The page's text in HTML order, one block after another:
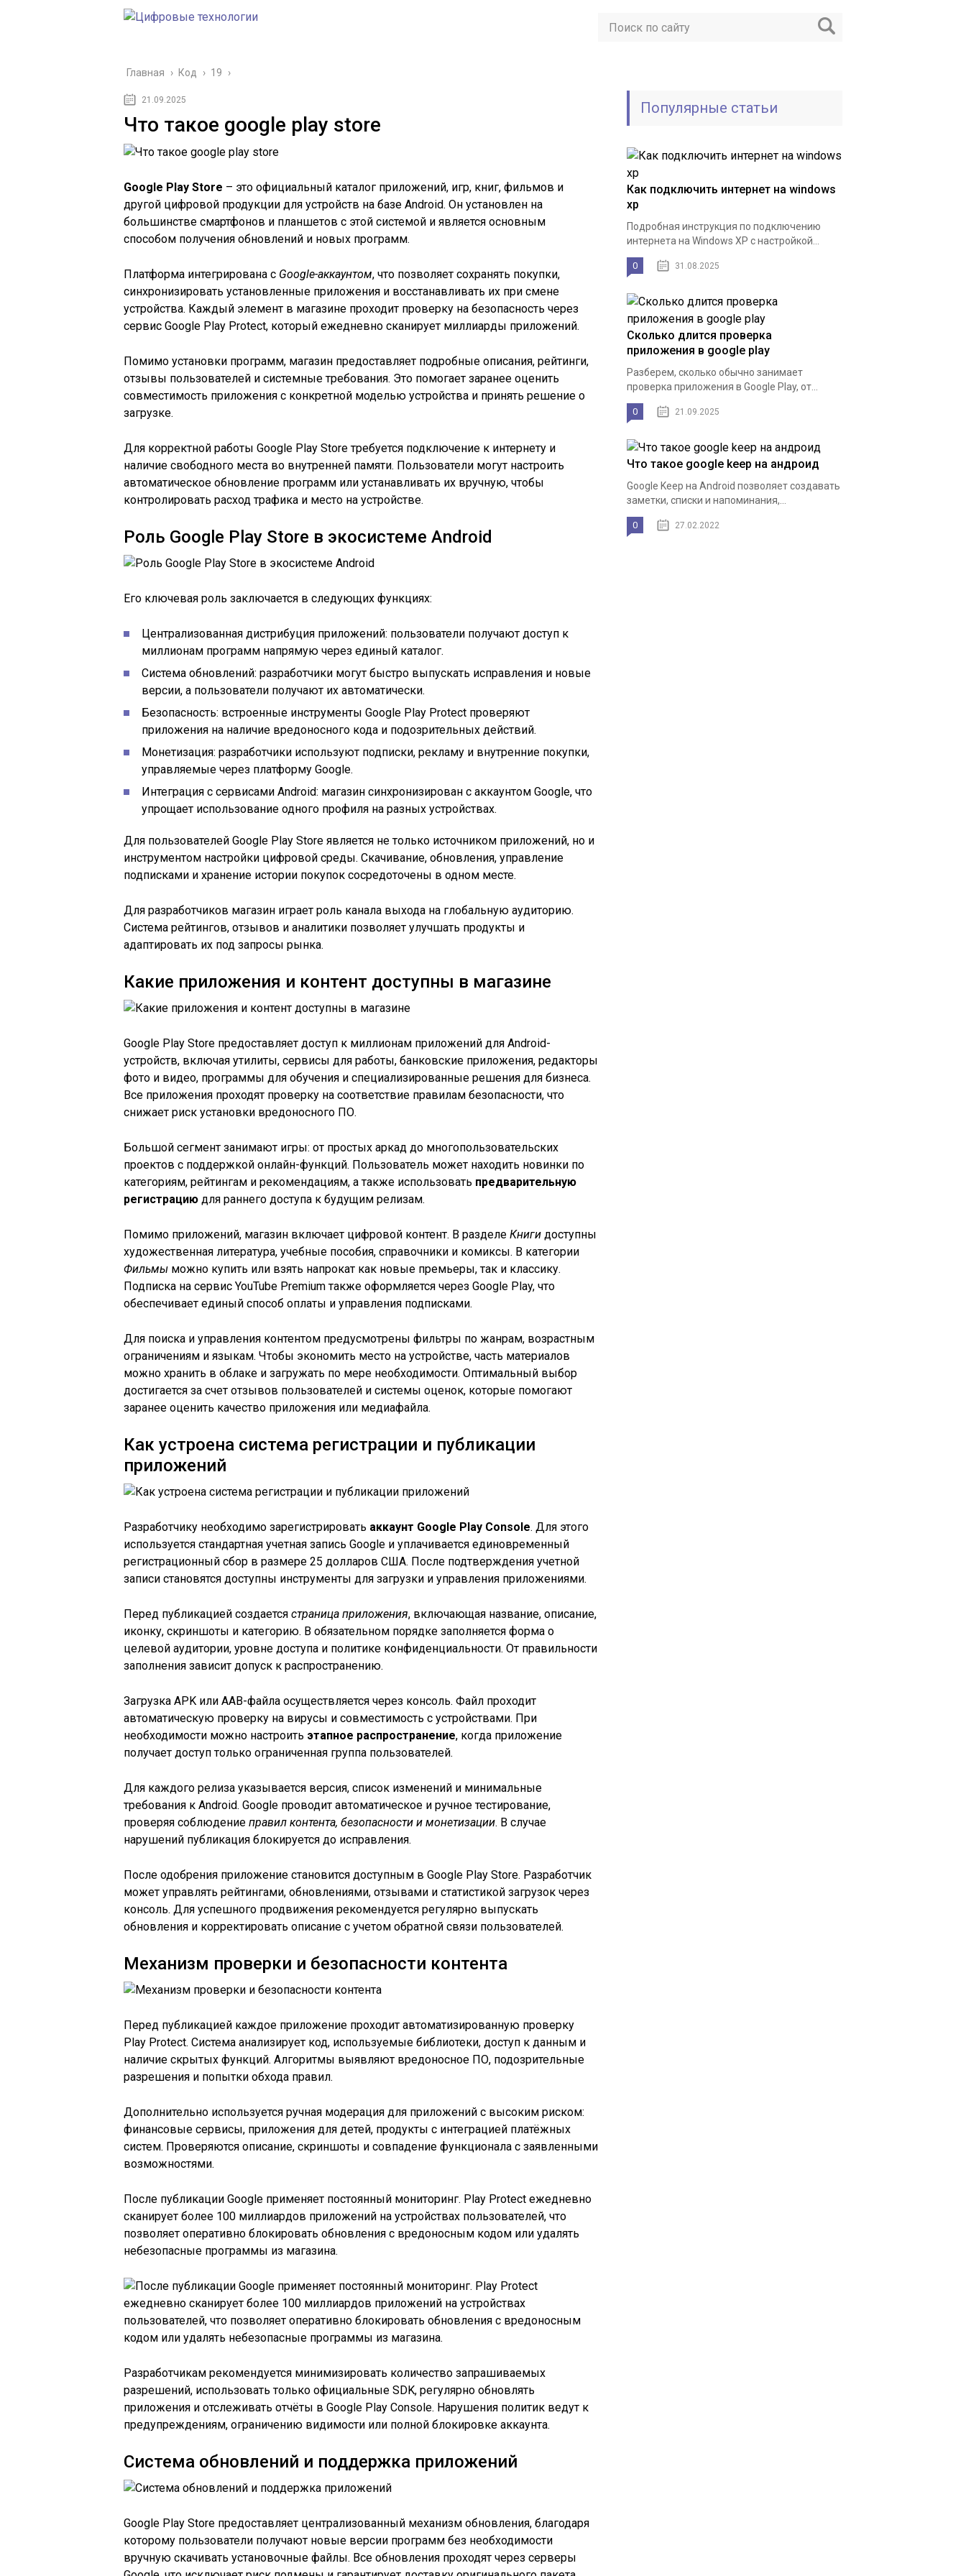
Главная › Код › 19 ›
21.09.2025
Что такое google play store
Google Play Store – это официальный каталог приложений, игр, книг, фильмов и
другой цифровой продукции для устройств на базе Android. Он установлен на
большинстве смартфонов и планшетов с этой системой и является основным
способом получения обновлений и новых программ.
Платформа интегрирована с Google-аккаунтом, что позволяет сохранять покупки,
синхронизировать установленные приложения и восстанавливать их при смене
устройства. Каждый элемент в магазине проходит проверку на безопасность через
сервис Google Play Protect, который ежедневно сканирует миллиарды приложений.
Помимо установки программ, магазин предоставляет подробные описания, рейтинги,
отзывы пользователей и системные требования. Это помогает заранее оценить
совместимость приложения с конкретной моделью устройства и принять решение о
загрузке.
Для корректной работы Google Play Store требуется подключение к интернету и
наличие свободного места во внутренней памяти. Пользователи могут настроить
автоматическое обновление программ или устанавливать их вручную, чтобы
контролировать расход трафика и место на устройстве.
Роль Google Play Store в экосистеме Android
Его ключевая роль заключается в следующих функциях:
Централизованная дистрибуция приложений: пользователи получают доступ к
миллионам программ напрямую через единый каталог.
Система обновлений: разработчики могут быстро выпускать исправления и новые
версии, а пользователи получают их автоматически.
Безопасность: встроенные инструменты Google Play Protect проверяют
приложения на наличие вредоносного кода и подозрительных действий.
Монетизация: разработчики используют подписки, рекламу и внутренние покупки,
управляемые через платформу Google.
Интеграция с сервисами Android: магазин синхронизирован с аккаунтом Google, что
упрощает использование одного профиля на разных устройствах.
Для пользователей Google Play Store является не только источником приложений, но и
инструментом настройки цифровой среды. Скачивание, обновления, управление
подписками и хранение истории покупок сосредоточены в одном месте.
Для разработчиков магазин играет роль канала выхода на глобальную аудиторию.
Система рейтингов, отзывов и аналитики позволяет улучшать продукты и
адаптировать их под запросы рынка.
Какие приложения и контент доступны в магазине
Google Play Store предоставляет доступ к миллионам приложений для Android-
устройств, включая утилиты, сервисы для работы, банковские приложения, редакторы
фото и видео, программы для обучения и специализированные решения для бизнеса.
Все приложения проходят проверку на соответствие правилам безопасности, что
снижает риск установки вредоносного ПО.
Большой сегмент занимают игры: от простых аркад до многопользовательских
проектов с поддержкой онлайн-функций. Пользователь может находить новинки по
категориям, рейтингам и рекомендациям, а также использовать предварительную
регистрацию для раннего доступа к будущим релизам.
Помимо приложений, магазин включает цифровой контент. В разделе Книги доступны
художественная литература, учебные пособия, справочники и комиксы. В категории
Фильмы можно купить или взять напрокат как новые премьеры, так и классику.
Подписка на сервис YouTube Premium также оформляется через Google Play, что
обеспечивает единый способ оплаты и управления подписками.
Для поиска и управления контентом предусмотрены фильтры по жанрам, возрастным
ограничениям и языкам. Чтобы экономить место на устройстве, часть материалов
можно хранить в облаке и загружать по мере необходимости. Оптимальный выбор
достигается за счет отзывов пользователей и системы оценок, которые помогают
заранее оценить качество приложения или медиафайла.
Как устроена система регистрации и публикации
приложений
Разработчику необходимо зарегистрировать аккаунт Google Play Console. Для этого
используется стандартная учетная запись Google и уплачивается единовременный
регистрационный сбор в размере 25 долларов США. После подтверждения учетной
записи становятся доступны инструменты для загрузки и управления приложениями.
Перед публикацией создается страница приложения, включающая название, описание,
иконку, скриншоты и категорию. В обязательном порядке заполняется форма о
целевой аудитории, уровне доступа и политике конфиденциальности. От правильности
заполнения зависит допуск к распространению.
Загрузка APK или AAB-файла осуществляется через консоль. Файл проходит
автоматическую проверку на вирусы и совместимость с устройствами. При
необходимости можно настроить этапное распространение, когда приложение
получает доступ только ограниченная группа пользователей.
Для каждого релиза указывается версия, список изменений и минимальные
требования к Android. Google проводит автоматическое и ручное тестирование,
проверяя соблюдение правил контента, безопасности и монетизации. В случае
нарушений публикация блокируется до исправления.
После одобрения приложение становится доступным в Google Play Store. Разработчик
может управлять рейтингами, обновлениями, отзывами и статистикой загрузок через
консоль. Для успешного продвижения рекомендуется регулярно выпускать
обновления и корректировать описание с учетом обратной связи пользователей.
Механизм проверки и безопасности контента
Перед публикацией каждое приложение проходит автоматизированную проверку
Play Protect. Система анализирует код, используемые библиотеки, доступ к данным и
наличие скрытых функций. Алгоритмы выявляют вредоносное ПО, подозрительные
разрешения и попытки обхода правил.
Дополнительно используется ручная модерация для приложений с высоким риском:
финансовые сервисы, приложения для детей, продукты с интеграцией платёжных
систем. Проверяются описание, скриншоты и совпадение функционала с заявленными
возможностями.
После публикации Google применяет постоянный мониторинг. Play Protect ежедневно
сканирует более 100 миллиардов приложений на устройствах пользователей, что
позволяет оперативно блокировать обновления с вредоносным кодом или удалять
небезопасные программы из магазина.
Разработчикам рекомендуется минимизировать количество запрашиваемых
разрешений, использовать только официальные SDK, регулярно обновлять
приложения и отслеживать отчёты в Google Play Console. Нарушения политик ведут к
предупреждениям, ограничению видимости или полной блокировке аккаунта.
Система обновлений и поддержка приложений
Google Play Store предоставляет централизованный механизм обновления, благодаря
которому пользователи получают новые версии программ без необходимости
вручную скачивать установочные файлы. Все обновления проходят через серверы
Популярные статьи
Как подключить интернет на windows
xp
Подробная инструкция по подключению
интернета на Windows XP с настройкой...
0 31.08.2025
Сколько длится проверка
приложения в google play
Разберем, сколько обычно занимает
проверка приложения в Google Play, от...
0 21.09.2025
Что такое google keep на андроид
Google Keep на Android позволяет создавать
заметки, списки и напоминания,...
0 27.02.2022